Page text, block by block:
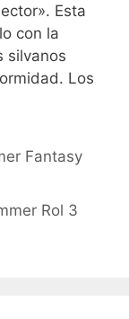
Esta
con la
silvanos
Los
Fantasy
Rol 3